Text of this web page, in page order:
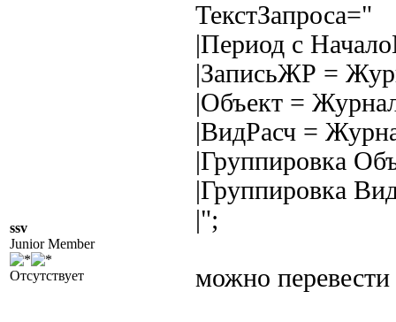
ssv
Junior Member
Отсутствует
ТекстЗапроса="
|Период с
|ЗаписьЖР =
|Объект =
|ВидРасч =
|Группировка
|Группировка
|";
можно